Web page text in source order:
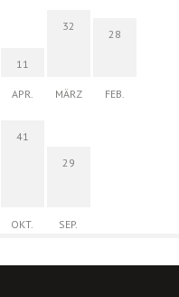
11
APR.
32
MÄRZ
28
FEB.
41
OKT.
29
SEP.